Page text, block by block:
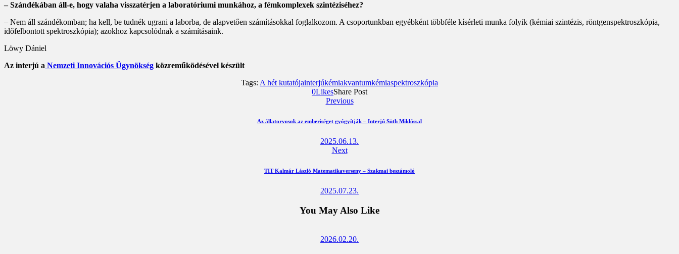
– Szándékában áll-e, hogy valaha visszatérjen a laboratóriumi munkához, a fémkomplexek szintéziséhez?
– Nem áll szándékomban; ha kell, be tudnék ugrani a laborba, de alapvetően számításokkal foglalkozom. A csoportunkban egyébként többféle kísérleti munka folyik (kémiai szintézis, röntgenspektroszkópia,
időfelbontott spektroszkópia); azokhoz kapcsolódnak a számításaink.
Löwy Dániel
Az interjú a Nemzeti Innovációs Ügynökség közreműködésével készült
Tags: A hét kutatójainterjúkémiakvantumkémiaspektroszkópia
0LikesShare Post
clipboard
Previous
Az állatorvosok az emberiséget gyógyítják – Interjú Süth Miklóssal
2025.06.13.
Next
TIT Kalmár László Matematikaverseny – Szakmai beszámoló
2025.07.23.
You May Also Like
2026.02.20.